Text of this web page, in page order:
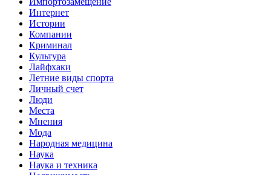
Интернет
Истории
Компании
Криминал
Культура
Лайфхаки
Летние виды спорта
Личный счет
Люди
Места
Мнения
Мода
Народная медицина
Наука
Наука и техника